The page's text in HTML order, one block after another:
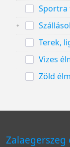
Sportra
Terek,
Vizes
Zöld
Zalaegerszeg